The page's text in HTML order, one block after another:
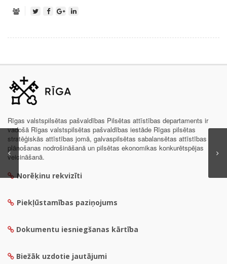
Rīgas valstspilsētas pašvaldības Pilsētas attīstības departaments ir
vadošā Rīgas valstspilsētas pašvaldības iestāde Rīgas pilsētas
stratēģiskās attīstības jomā, galvaspilsētas sabalansētas attīstības
plānošanas nodrošināšanā un pilsētas ekonomikas konkurētspējas
veicināšanā.
Norēķinu rekvizīti
Piekļūstamības paziņojums
Dokumentu iesniegšanas kārtība
Biežāk uzdotie jautājumi